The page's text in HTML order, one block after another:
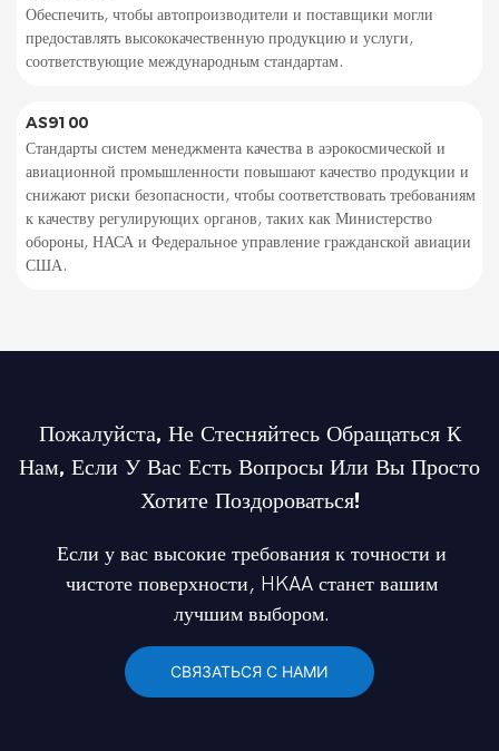
Обеспечить, чтобы автопроизводители и поставщики могли
предоставлять высококачественную продукцию и услуги,
соответствующие международным стандартам.
AS9100
Стандарты систем менеджмента качества в аэрокосмической и
авиационной промышленности повышают качество продукции и
снижают риски безопасности, чтобы соответствовать требованиям
к качеству регулирующих органов, таких как Министерство
обороны, НАСА и Федеральное управление гражданской авиации
США.
Пожалуйста, Не Стесняйтесь Обращаться К
Нам, Если У Вас Есть Вопросы Или Вы Просто
Хотите Поздороваться!
Если у вас высокие требования к точности и
чистоте поверхности, HKAA станет вашим
лучшим выбором.
СВЯЗАТЬСЯ С НАМИ